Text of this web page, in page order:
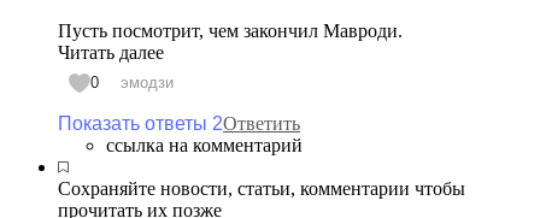
Пусть посмотрит, чем закончил Мавроди.
Читать далее
0 эмодзи
Показать ответы 2Ответить
ссылка на комментарий
Сохраняйте новости, статьи, комментарии чтобы
прочитать их позже